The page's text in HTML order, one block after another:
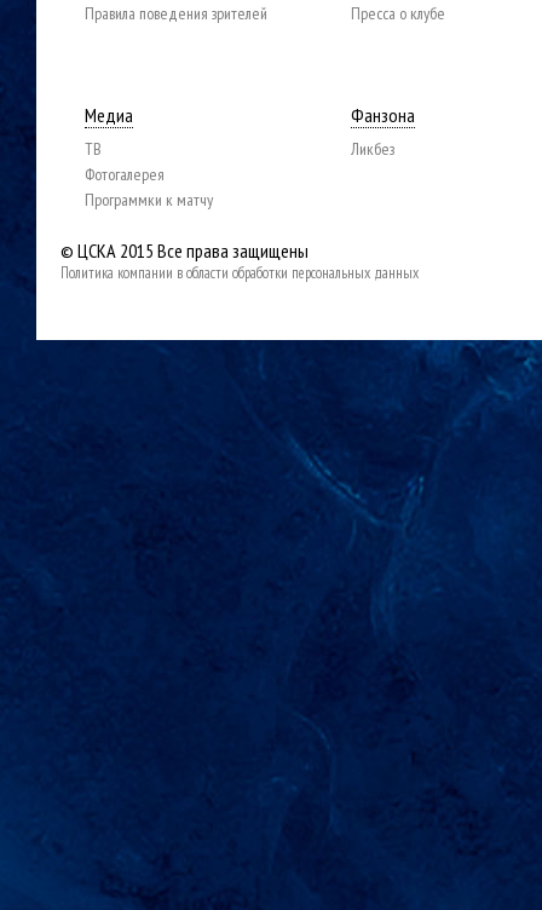
Правила поведения зрителей
Пресса о клубе
Медиа
ТВ
Фотогалерея
Программки к матчу
Фанзона
Ликбез
© ЦСКА 2015 Все права защищены
Политика компании в области обработки персональных данных